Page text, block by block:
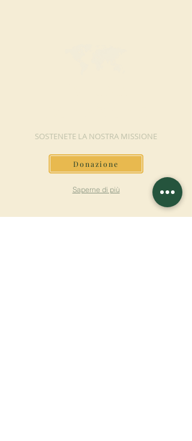
SOSTENETE LA NOSTRA MISSIONE
Donazione
Saperne di più